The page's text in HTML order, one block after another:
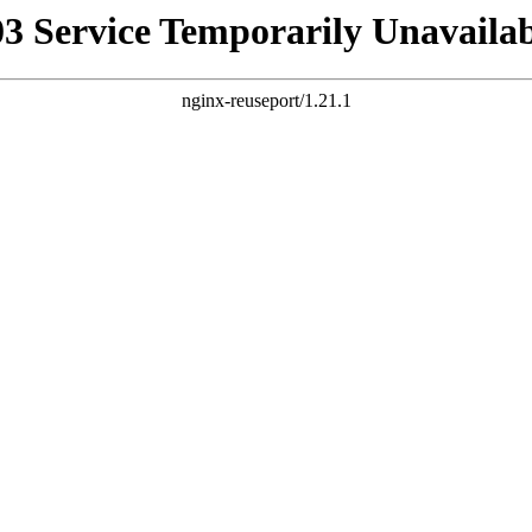
Service Temporarily
nginx-reuseport/1.21.1